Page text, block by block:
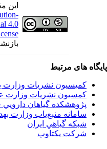
این
4.0
License
بازنشر
های مرتبط
کمیسیون نشریات وزارت
کمسیون نشریات وزارت
پژوهشكده گياهان دارويي
سامانه منبع‌ياب وزارت
شبكه گياهي ايران
شرکت یکتاوب